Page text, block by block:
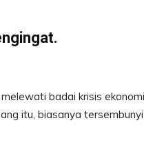
badai krisis
itu, biasanya tersembunyi